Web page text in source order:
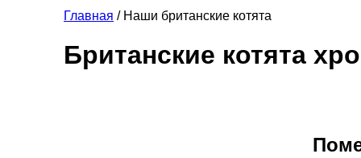
Главная / Наши британские котята
Британские котята